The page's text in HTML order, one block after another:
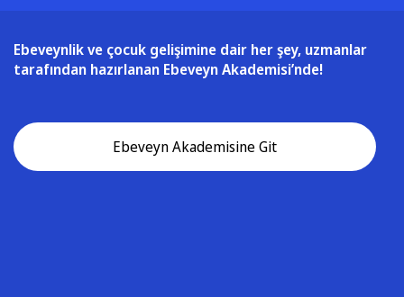
Ebeveynlik ve çocuk gelişimine dair her şey, uzmanlar
tarafından hazırlanan Ebeveyn Akademisi’nde!
Ebeveyn Akademisine Git